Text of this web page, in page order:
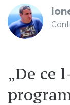
„De ce